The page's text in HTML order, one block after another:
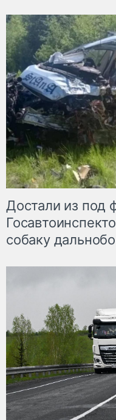
Достали из под
собаку